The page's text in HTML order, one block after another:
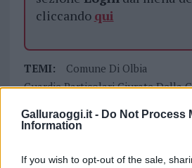
Galluraoggi.it - Do Not Process
Information
If you wish to opt-out of the sale,
cliccando qui
TEMI:
Comune Di Olbia
Guardie Particolari Giurate Della
Olbia Notizie
Condividi l'articolo